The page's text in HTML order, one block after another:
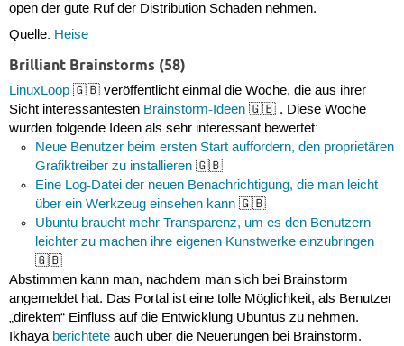
open der gute Ruf der Distribution Schaden nehmen.
Quelle: Heise
Brilliant Brainstorms (58)
LinuxLoop🇬🇧 veröffentlicht einmal die Woche, die aus ihrer
Sicht interessantesten Brainstorm-Ideen🇬🇧 . Diese Woche
wurden folgende Ideen als sehr interessant bewertet:
Neue Benutzer beim ersten Start auffordern, den proprietären
Grafiktreiber zu installieren 🇬🇧
Eine Log-Datei der neuen Benachrichtigung, die man leicht
über ein Werkzeug einsehen kann 🇬🇧
Ubuntu braucht mehr Transparenz, um es den Benutzern
leichter zu machen ihre eigenen Kunstwerke einzubringen
🇬🇧
Abstimmen kann man, nachdem man sich bei Brainstorm
angemeldet hat. Das Portal ist eine tolle Möglichkeit, als Benutzer
„direkten“ Einfluss auf die Entwicklung Ubuntus zu nehmen.
Ikhaya berichteteauch über die Neuerungen bei Brainstorm.